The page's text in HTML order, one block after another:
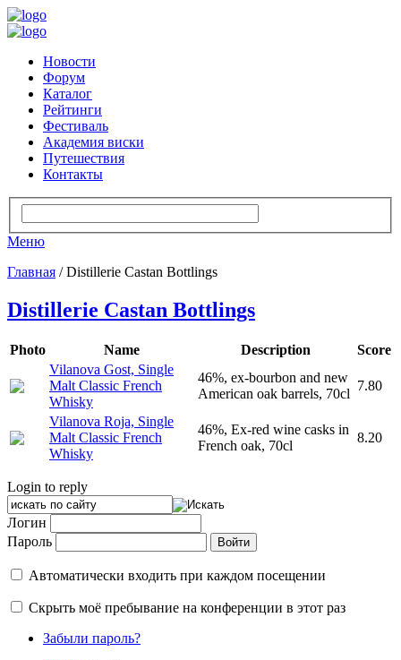
Новости
Форум
Каталог
Рейтинги
Фестиваль
Академия виски
Путешествия
Контакты
Меню
Главная / Distillerie Castan Bottlings
Distillerie Castan Bottlings
Photo Name Description
Score
Vilanova Gost, Single
Malt Classic French
Whisky
46%, ex-bourbon and new
American oak barrels, 70cl
7.80
Vilanova Roja, Single
Malt Classic French
Whisky
46%, Ex-red wine casks in
French oak, 70cl
8.20
Login to reply
Логин
Пароль
Автоматически входить при каждом посещении
Скрыть моё пребывание на конференции в этот раз
Забыли пароль?